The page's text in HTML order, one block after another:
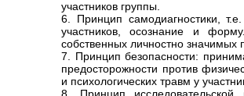
участников группы.
6. Принцип самодиагностики,
участников, осознание и
собственных личностно значимых
7. Принцип безопасности:
предосторожности против
и психологических травм у
8. Принцип